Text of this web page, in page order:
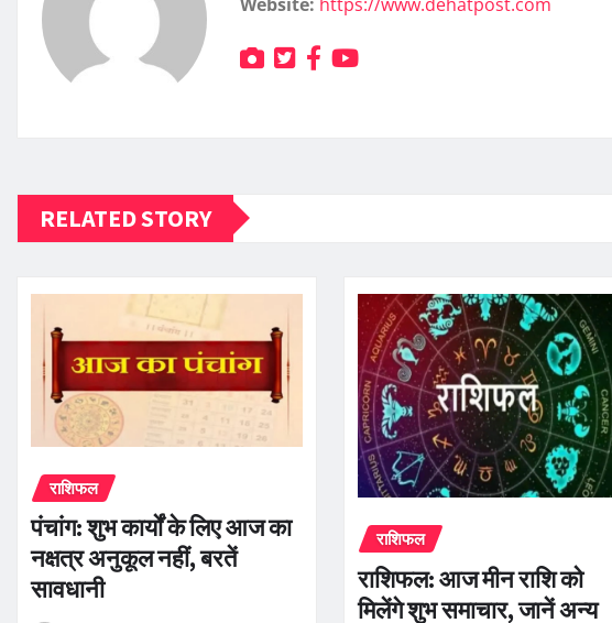
RELATED STORY
राशिफल
पंचांग: शुभ कार्यों के लिए आज का
नक्षत्र अनुकूल नहीं, बरतें
सावधानी
राशिफल
राशिफल: आज मीन राशि को
मिलेंगे शुभ समाचार, जानें अन्य